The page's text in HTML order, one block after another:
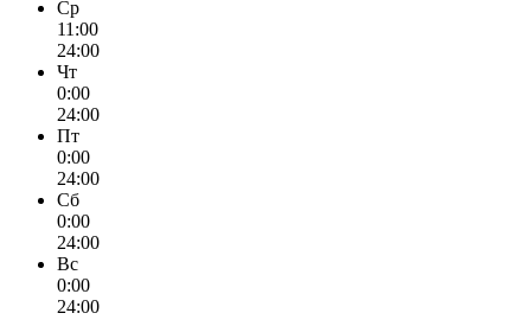
Ср
11:00
24:00
Чт
0:00
24:00
Пт
0:00
24:00
Сб
0:00
24:00
Вс
0:00
24:00